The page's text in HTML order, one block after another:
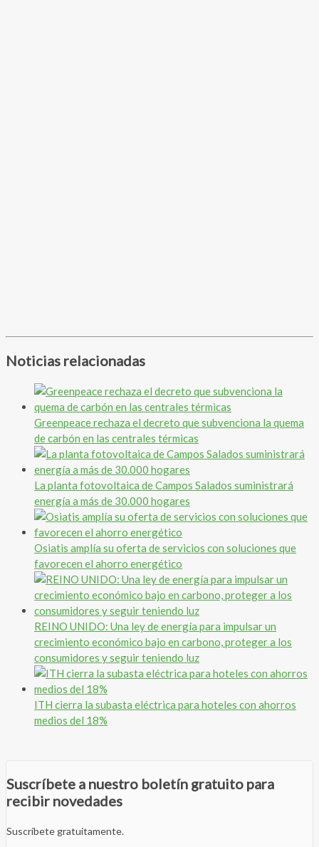
Noticias relacionadas
Greenpeace rechaza el decreto que subvenciona la quema
de carbón en las centrales térmicas
La planta fotovoltaica de Campos Salados suministrará
energía a más de 30.000 hogares
Osiatis amplía su oferta de servicios con soluciones que
favorecen el ahorro energético
REINO UNIDO: Una ley de energía para impulsar un
crecimiento económico bajo en carbono, proteger a los
consumidores y seguir teniendo luz
ITH cierra la subasta eléctrica para hoteles con ahorros
medios del 18%
Suscríbete a nuestro boletín gratuito para
recibir novedades
Suscríbete gratuitamente.